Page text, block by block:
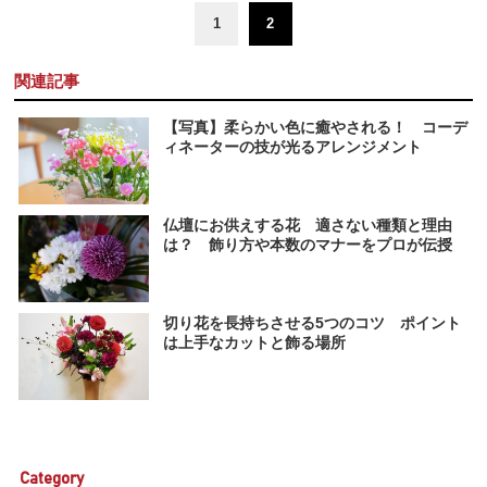
1 2
関連記事
【写真】柔らかい色に癒やされる！ コーデ
ィネーターの技が光るアレンジメント
仏壇にお供えする花 適さない種類と理由
は？ 飾り方や本数のマナーをプロが伝授
切り花を長持ちさせる5つのコツ ポイント
は上手なカットと飾る場所
Category